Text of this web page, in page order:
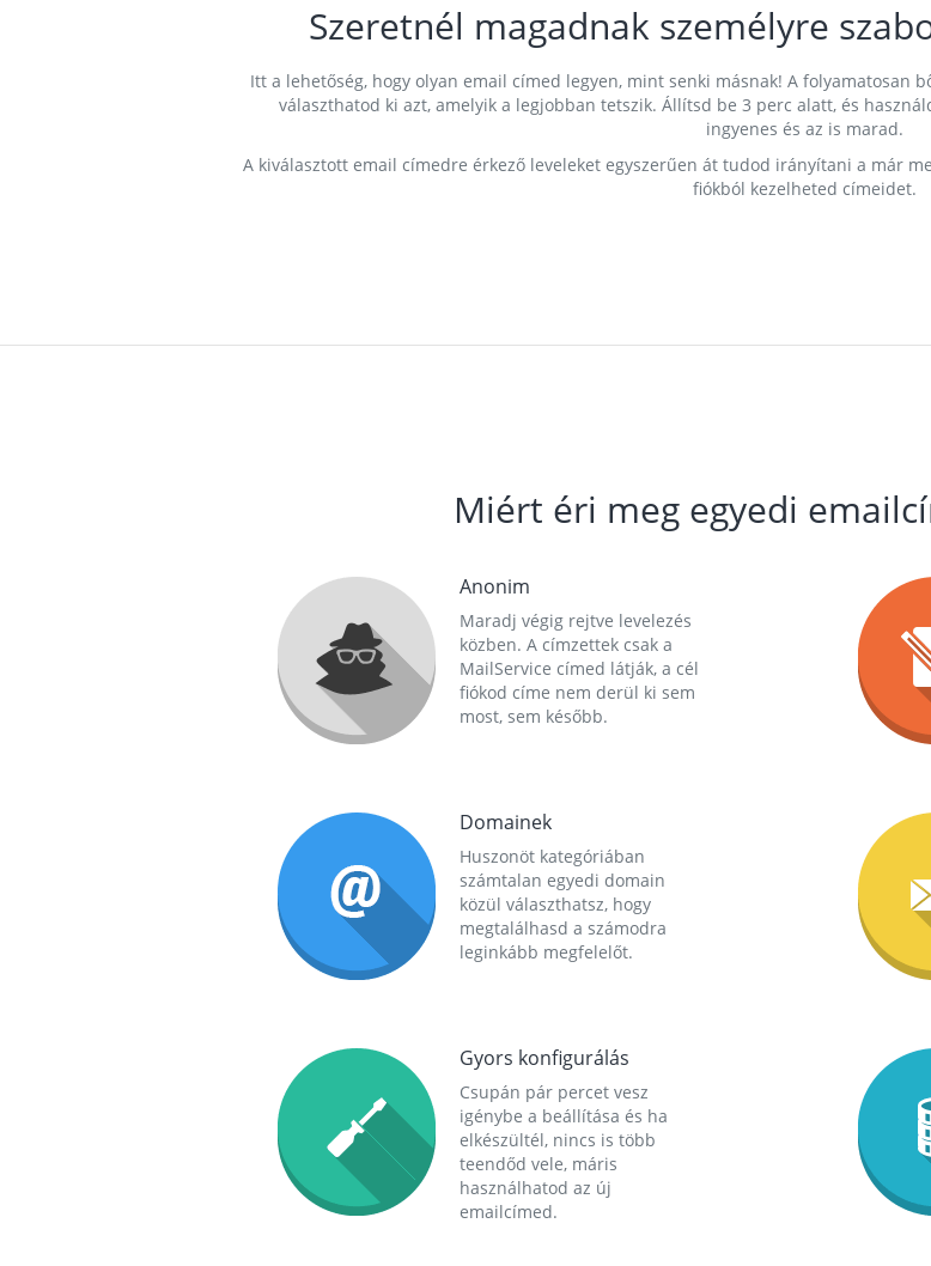
Szeretnél magadnak személyre
Itt a lehetőség, hogy olyan email címed legyen, mint senki másnak! A folyamatosan
választhatod ki azt, amelyik a legjobban tetszik. Állítsd be 3 perc alatt, és
ingyenes és az is marad.
A kiválasztott email címedre érkező leveleket egyszerűen át tudod irányítani a már
fiókból kezelheted címeidet.
Miért éri meg egyedi
Anonim
Maradj végig rejtve levelezés
közben. A címzettek csak a
MailService címed látják, a cél
fiókod címe nem derül ki sem
most, sem később.
Domainek
Huszonöt kategóriában
számtalan egyedi domain
közül választhatsz, hogy
megtalálhasd a számodra
leginkább megfelelőt.
Gyors konfigurálás
Csupán pár percet vesz
igénybe a beállítása és ha
elkészültél, nincs is több
teendőd vele, máris
használhatod az új
emailcímed.